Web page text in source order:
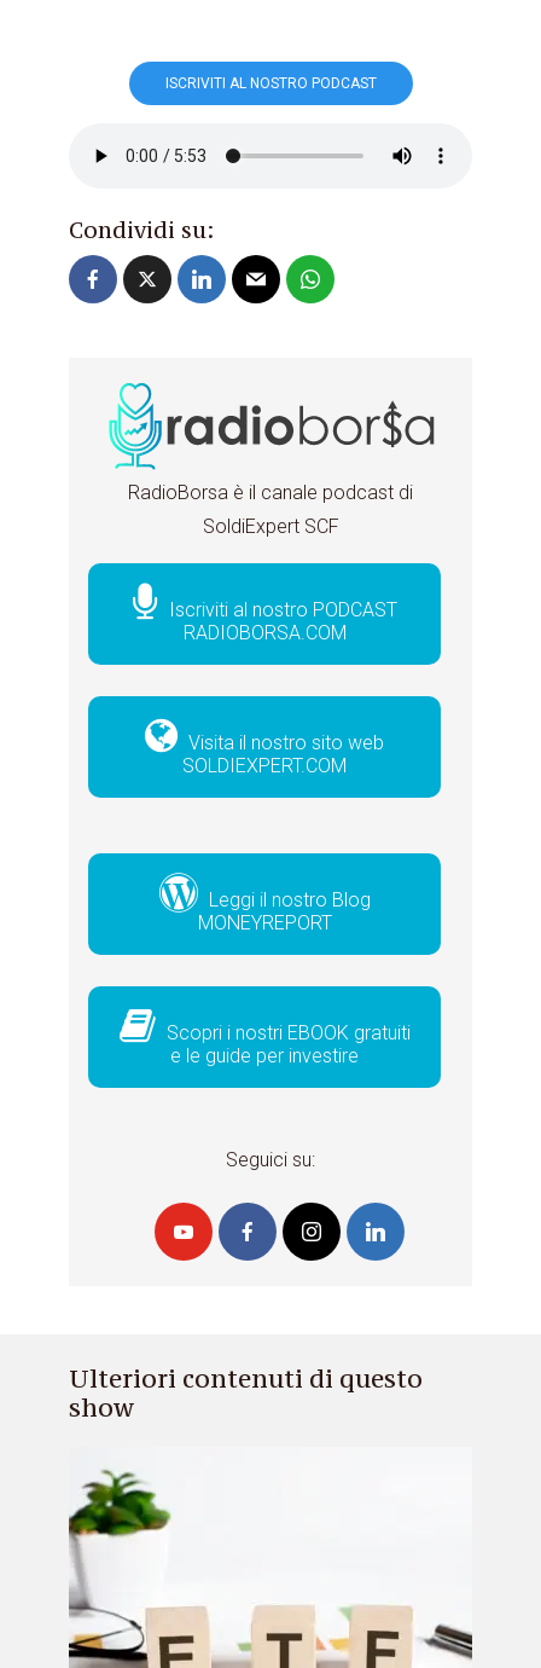
ISCRIVITI AL NOSTRO PODCAST
Condividi su:
RadioBorsa è il canale podcast di
SoldiExpert SCF
Iscriviti al nostro PODCAST
RADIOBORSA.COM
Visita il nostro sito web
SOLDIEXPERT.COM
Leggi il nostro Blog
MONEYREPORT
Scopri i nostri EBOOK gratuiti
e le guide per investire
Seguici su:
Ulteriori contenuti di questo
show